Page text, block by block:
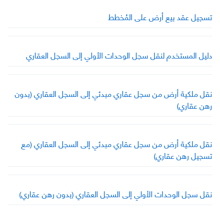
تسجيل عقد بيع أرض على المُخطط
دليل المستخدم لنقل سجل الوحدات الأولي إلى السجل العقاري
نقل ملكية أرض من سجل عقاري مبدئي إلى السجل العقاري (بدون
رهن عقاري)
نقل ملكية أرض من سجل عقاري مبدئي إلى السجل العقاري (مع
تسجيل رهن عقاري)
نقل سجل الوحدات الأولي إلى السجل العقاري (بدون رهن عقاري)